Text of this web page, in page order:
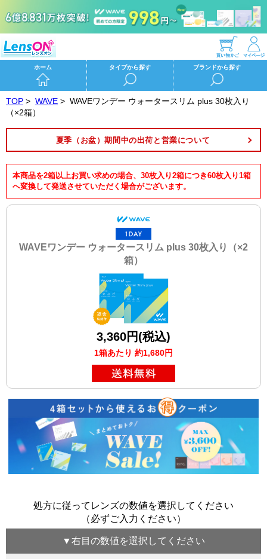
ホーム タイプから探す ブランドから探す
TOP > WAVE > WAVEワンデー ウォータースリム plus 30枚入り
（×2箱）
夏季（お盆）期間中の出荷と営業について
本商品を2箱以上お買い求めの場合、30枚入り2箱につき60枚入り1箱
へ変換して発送させていただく場合がございます。
WAVEワンデー ウォータースリム plus 30枚入り（×2
箱）
3,360円(税込)
1箱あたり 約1,680円
処方に従ってレンズの数値を選択してください
（必ずご入力ください）
▼右目 の数値を選択してください